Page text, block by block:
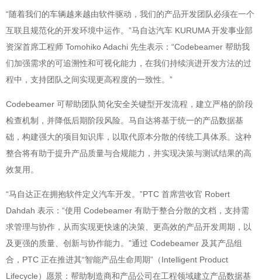
“随着我们的车辆越来越由软件驱动，我们的产品开发团队必须在一个
互联且规范化的开发环境中运作。”马自达汽车 KURUMA 开发事业部
资深首席工程师 Tomohiko Adachi 先生表示：“Codebeamer 帮助我
们加强需求的可追溯性和可视化能力，在我们持续演进开发方法的过
程中，支持团队之间实现更高程度的一致性。”
Codebeamer 可帮助团队简化安全关键型开发流程，建立严格的阶段
检查机制，并降低后期阶段风险。马自达将基于统一的产品数据基
础，构建强大的项目知识库，以取代原本分散的传统工具体系。这种
整合将有助于提升产品质量与合规能力，并实现决策与测试结果的高
效复用。
“马自达正在拥抱软件定义汽车开发。”PTC 首席营收官 Robert
Dahdah 表示：“使用 Codebeamer 有助于整合分散的文档，支持需
求管理与协作，从而实现更快速的决策、更高效的产品开发周期，以
及更强的质量、创新与协作能力。”通过 Codebeamer 及其产品组
合，PTC 正在推进其“智能产品生命周期”（Intelligent Product
Lifecycle）愿景：帮助制造商和产品公司在工程领域建立产品数据基